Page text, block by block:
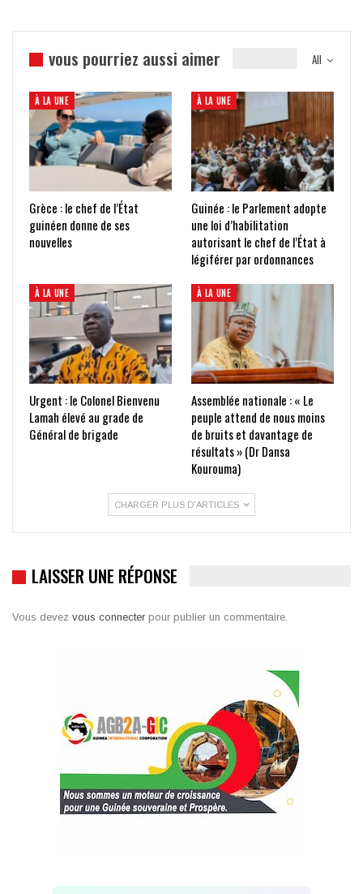
All
vous pourriez aussi aimer
À LA UNE
Grèce : le chef de l’État
guinéen donne de ses
nouvelles
À LA UNE
Guinée : le Parlement adopte
une loi d’habilitation
autorisant le chef de l’État à
légiférer par ordonnances
À LA UNE
Urgent : le Colonel Bienvenu
Lamah élevé au grade de
Général de brigade
À LA UNE
Assemblée nationale : « Le
peuple attend de nous moins
de bruits et davantage de
résultats » (Dr Dansa
Kourouma)
CHARGER PLUS D'ARTICLES
LAISSER UNE RÉPONSE
Vous devez vous connecter pour publier un commentaire.